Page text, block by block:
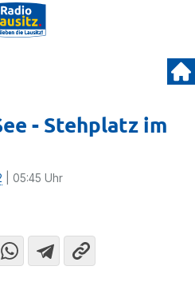
- Stehplatz im
| 05:45 Uhr